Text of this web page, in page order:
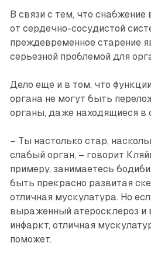
В связи с тем, что снабжение
от сердечно-сосудистой
преждевременное старение
серьезной проблемой для
Дело еще и в том, что
органа не могут быть
органы, даже находящиеся в
– Ты настолько стар,
слабый орган, – говорит
примеру, занимаетесь
быть прекрасно развитая
отличная мускулатура. Но
выраженный атеросклероз и
инфаркт, отличная
поможет.